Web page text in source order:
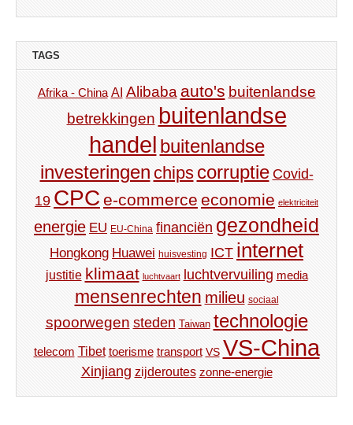
TAGS
Afrika - China AI Alibaba auto's buitenlandse
betrekkingen buitenlandse
handel buitenlandse
investeringen chips corruptie Covid-
19 CPC e-commerce economie elektriciteit
energie EU EU-China financiën gezondheid
Hongkong Huawei huisvesting ICT internet
justitie klimaat luchtvaart luchtvervuiling media
mensenrechten milieu sociaal
spoorwegen steden Taiwan technologie
telecom Tibet toerisme transport VS VS-China
Xinjiang zijderoutes zonne-energie